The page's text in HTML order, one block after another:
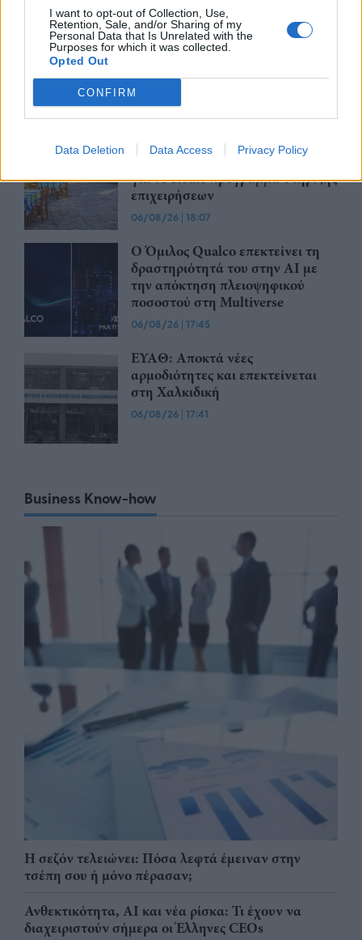
I want to opt-out of Collection, Use,
Retention, Sale, and/or Sharing of my
Personal Data that Is Unrelated with the
Purposes for which it was collected.
Opted Out
CONFIRM
Data Deletion Data Access Privacy Policy
Apollo Global Management:
Εξαγοράζει την EasyJet έναντι 7,7
Στέλιου Χατζηιωάννου
06/08/26
Σαμοθράκη: Σε λειτουργία η
πλατφόρμα myBusinessSupport
για το ειδικό πρόγραμμα στήριξης
επιχειρήσεων
06/08/26 | 18:07
Ο Όμιλος Qualco επεκτείνει τη
δραστηριότητά του στην ΑΙ με
την απόκτηση πλειοψηφικού
ποσοστού στη Multiverse
06/08/26 | 17:45
ΕΥΑΘ: Αποκτά νέες
αρμοδιότητες και επεκτείνεται
στη Χαλκιδική
06/08/26 | 17:41
Business Know-how
Η σεζόν τελειώνει: Πόσα λεφτά έμειναν στην
τσέπη σου ή μόνο πέρασαν;
Ανθεκτικότητα, AI και νέα ρίσκα: Τι έχουν να
διαχειριστούν σήμερα οι Έλληνες CEOs